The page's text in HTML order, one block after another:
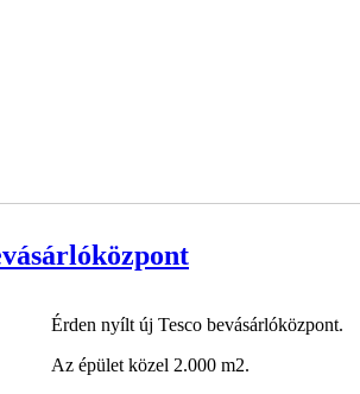
Érden nyílt új Tesco bevásárlóközpont.
Az épület közel 2.000 m2.